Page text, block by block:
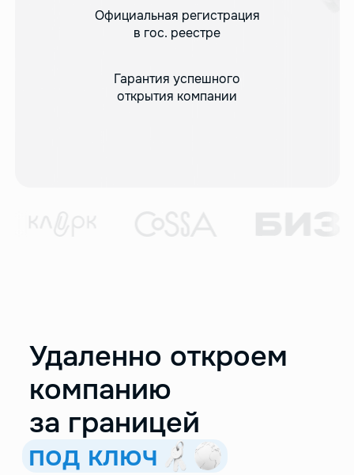
Официальная регистрация
в гос. реестре
Гарантия успешного
открытия компании
Удаленно откроем
компанию
за границей
под ключ